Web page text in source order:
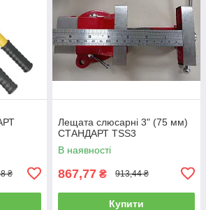
₴
Лещата слюсарні 3" (75 мм)
СТАНДАРТ TSS3
В наявності
867,77 ₴ 913,44 ₴
Купити